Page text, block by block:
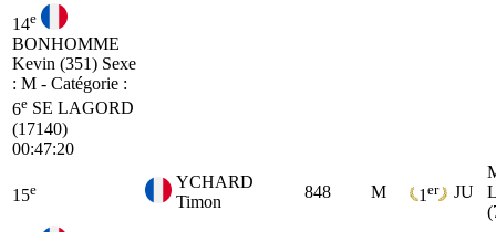
14e
BONHOMME
Kevin (351) Sexe
: M - Catégorie :
6e SE LAGORD
(17140)
00:47:20
15e
YCHARD
Timon
848 M 1 er JU